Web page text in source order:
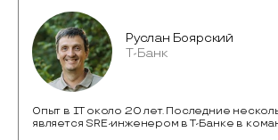
Руслан Боярский
T-Банк
Опыт в IT около 20 лет. Последние
является SRE-инженером в Т-Банке в